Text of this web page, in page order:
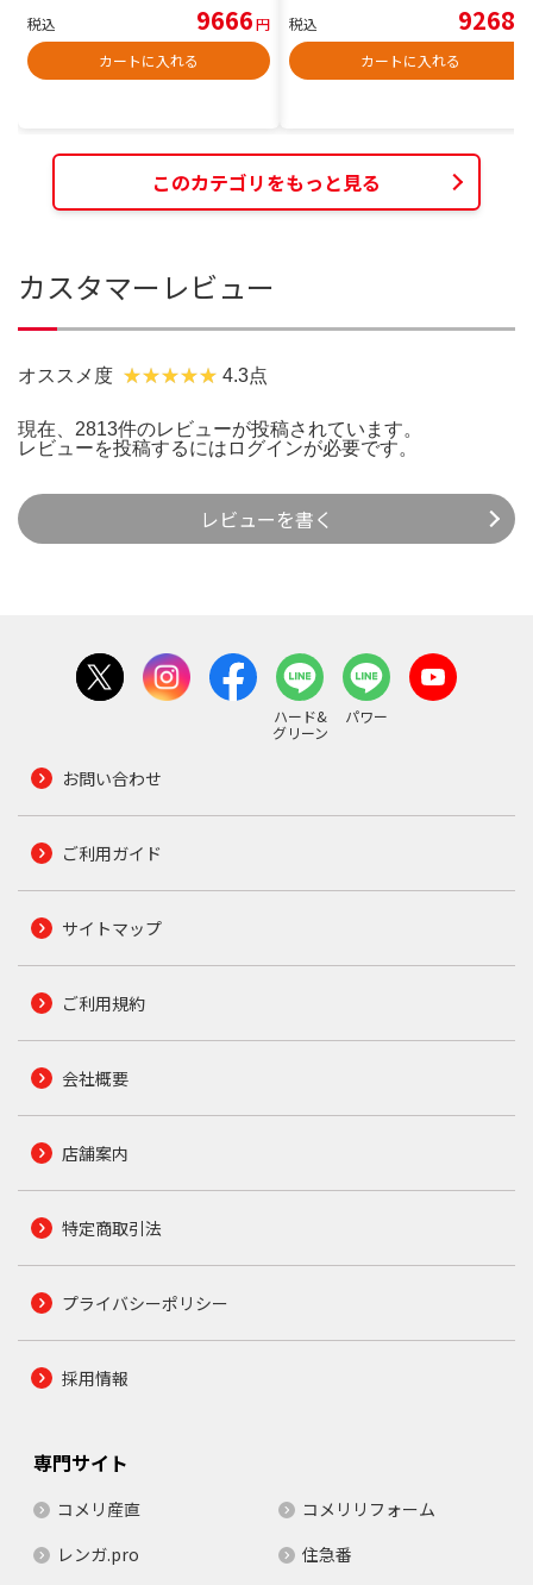
税込 9666円
カートに入れる
税込 9268
カートに入れる
このカテゴリをもっと見る
カスタマーレビュー
オススメ度 4.3点
現在、2813件のレビューが投稿されています。
レビューを投稿するには ログインが必要です。
レビューを書く
ハード&
グリーン
パワー
お問い合わせ
ご利用ガイド
サイトマップ
ご利用規約
会社概要
店舗案内
特定商取引法
プライバシーポリシー
採用情報
専門サイト
コメリ産直
コメリリフォーム
レンガ.pro
住急番